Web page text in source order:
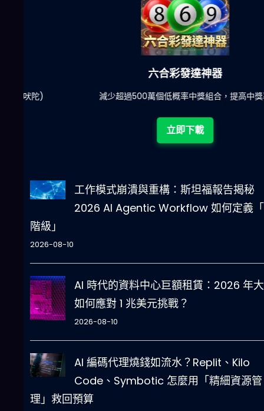
六合彩發達神器
減少超過500萬個低概率中獎組合，提高中獎率
立即下載
工作模式崩潰與重構：斯坦福報告揭秘
2026 AI Agentic Workflow 如何定義
階級」
2026-08-10
AI 時代的資料中心巨額租賃：2026 年
如何應對 1 兆美元挑戰？
2026-08-10
AI 編碼代理燒錢如流水？Replit、Kilo
Code、Symbotic 怎麼用「精細資源管
理」救回預算